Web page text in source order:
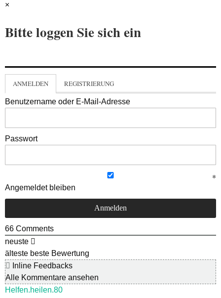
×
Bitte loggen Sie sich ein
ANMELDEN REGISTRIERUNG
Benutzername oder E-Mail-Adresse
Passwort
Angemeldet bleiben
66 Comments
neuste
älteste beste Bewertung
Inline Feedbacks
Alle Kommentare ansehen
Helfen.heilen.80